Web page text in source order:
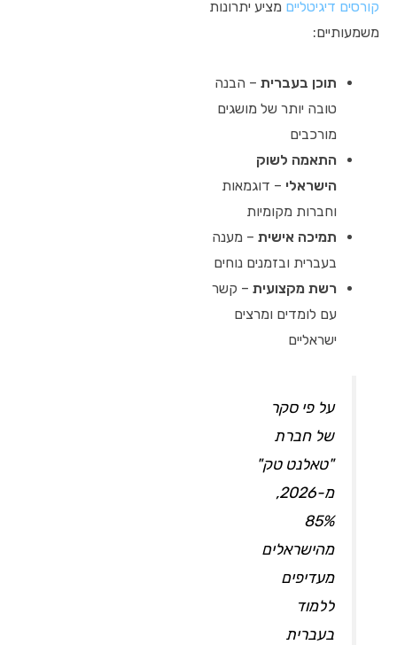
קורסים דיגיטליים מציע יתרונות
משמעותיים:
תוכן בעברית – הבנה
טובה יותר של מושגים
מורכבים
התאמה לשוק
הישראלי – דוגמאות
וחברות מקומיות
תמיכה אישית – מענה
בעברית ובזמנים נוחים
רשת מקצועית – קשר
עם לומדים ומרצים
ישראליים
על פי סקר
של חברת
"טאלנט טק"
מ-2026,
85%
מהישראלים
מעדיפים
ללמוד
בעברית